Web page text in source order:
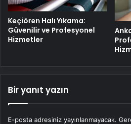
Keçiören Halı Yıkama:
Güvenilir ve Profesyonel
Hizmetler
Bir yanıt yazın
E-posta adresiniz yayınlanmayacak.